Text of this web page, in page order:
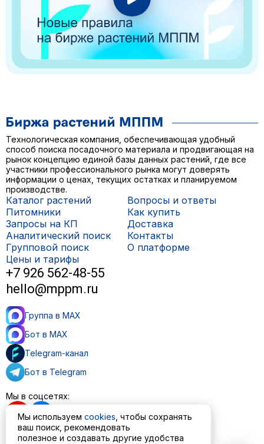
Технологическая компания, обеспечивающая удобный
способ поиска посадочного материала и продвигающая на
рынок концепцию единой базы данных растений, где все
участники профессионального рынка могут доверять
информации о ценах, текущих остатках и планируемом
производстве.
Каталог растений
Питомники
Запросы на КП
Аналитический поиск
Групповой поиск
Цены и тарифы
Вопросы и ответы
Как купить
Доставка
Контакты
О платформе
+7 926 562-48-55
hello@mppm.ru
Группа в MAX
Бот в MAX
Telegram-канал
Бот в Telegram
Мы в соцсетях:
Мы используем cookies , чтобы сохранять
ваш поиск, рекомендовать
полезное и создавать другие удобства